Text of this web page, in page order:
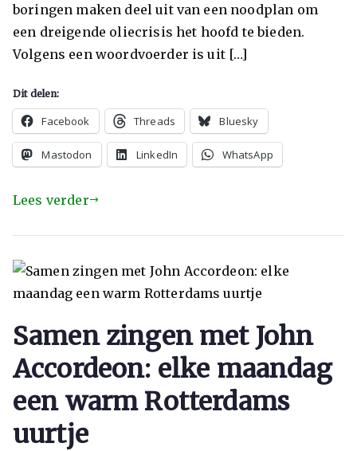
boringen maken deel uit van een noodplan om
een dreigende oliecrisis het hoofd te bieden.
Volgens een woordvoerder is uit […]
Dit delen:
Facebook Threads Bluesky
Mastodon LinkedIn WhatsApp
Lees verder
Samen zingen met John
Accordeon: elke maandag
een warm Rotterdams
uurtje